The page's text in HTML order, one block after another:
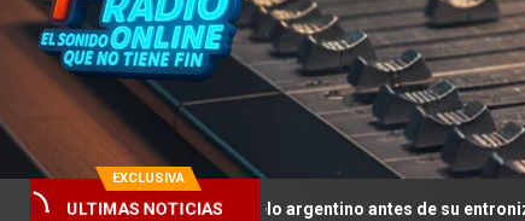
EXCLUSIVA
ULTIMAS NOTICIAS
pisaron suelo argentino antes de su entronización: un cruce